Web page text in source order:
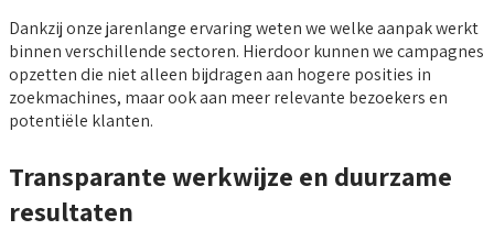
Dankzij onze jarenlange ervaring weten we welke aanpak werkt
binnen verschillende sectoren. Hierdoor kunnen we campagnes
opzetten die niet alleen bijdragen aan hogere posities in
zoekmachines, maar ook aan meer relevante bezoekers en
potentiële klanten.
Transparante werkwijze en duurzame
resultaten